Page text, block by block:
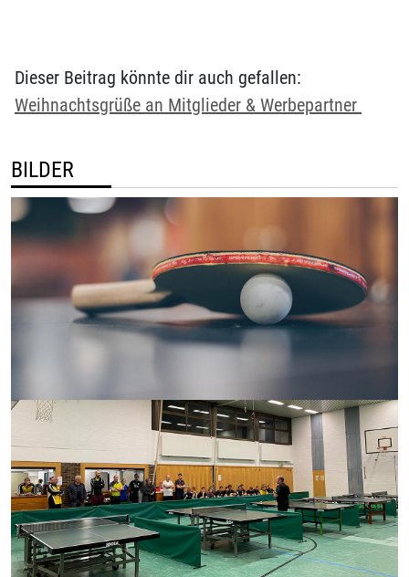
Dieser Beitrag könnte dir auch gefallen:
Weihnachtsgrüße an Mitglieder & Werbepartner
BILDER